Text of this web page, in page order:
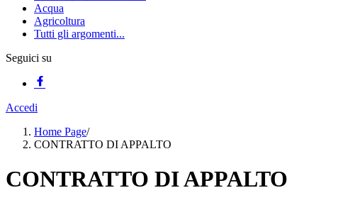
Acqua
Agricoltura
Tutti gli argomenti...
Seguici su
Accedi
Home Page/
CONTRATTO DI APPALTO
CONTRATTO DI APPALTO